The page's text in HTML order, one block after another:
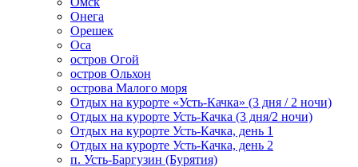
Онега
Орешек
Оса
остров Огой
остров Ольхон
острова Малого моря
Отдых на курорте «Усть-Качка» (3 дня / 2 ночи)
Отдых на курорте Усть-Качка (3 дня/2 ночи)
Отдых на курорте Усть-Качка, день 1
Отдых на курорте Усть-Качка, день 2
п. Усть-Баргузин (Бурятия)